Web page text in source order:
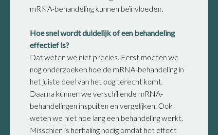
mRNA-behandeling kunnen beïnvloeden.
Hoe snel wordt duidelijk of een behandeling
effectief is?
Dat weten we niet precies. Eerst moeten we
nog onderzoeken hoe de mRNA-behandeling in
het juiste deel van het oog terecht komt.
Daarna kunnen we verschillende mRNA-
behandelingen inspuiten en vergelijken. Ook
weten we niet hoe lang een behandeling werkt.
Misschien is herhaling nodig omdat het effect